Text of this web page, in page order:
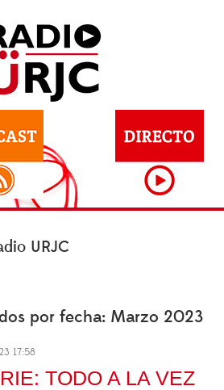
URJC
por fecha: Marzo 2023
17:58
TODO A LA VEZ